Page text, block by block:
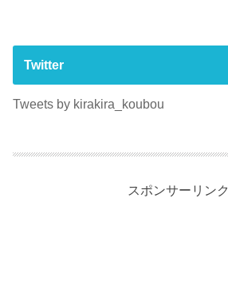
Twitter
Tweets by kirakira_koubou
スポンサーリンク